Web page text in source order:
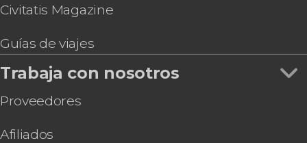
Civitatis Magazine
Guías de viajes
Trabaja con nosotros
Proveedores
Afiliados